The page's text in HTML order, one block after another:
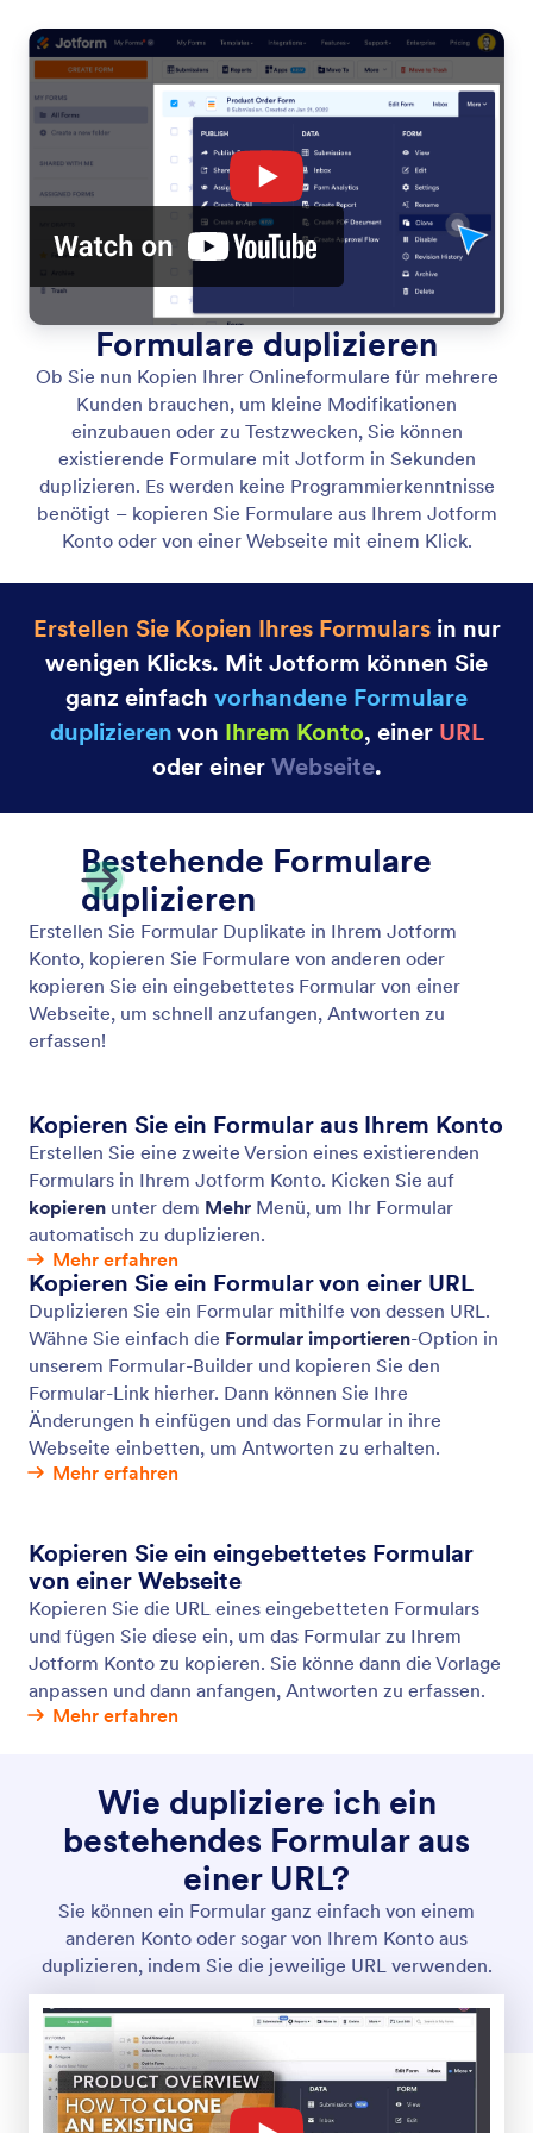
Formulare duplizieren
Ob Sie nun Kopien Ihrer Onlineformulare für mehrere
Kunden brauchen, um kleine Modifikationen
einzubauen oder zu Testzwecken, Sie können
existierende Formulare mit Jotform in Sekunden
duplizieren. Es werden keine Programmierkenntnisse
benötigt – kopieren Sie Formulare aus Ihrem Jotform
Konto oder von einer Webseite mit einem Klick.
Erstellen Sie Kopien Ihres Formularsin nur
wenigen Klicks. Mit Jotform können Sie
ganz einfach vorhandene Formulare
duplizierenvon Ihrem Konto, einer URL
oder einerWebseite.
Bestehende Formulare
duplizieren
Erstellen Sie Formular Duplikate in Ihrem Jotform
Konto, kopieren Sie Formulare von anderen oder
kopieren Sie ein eingebettetes Formular von einer
Webseite, um schnell anzufangen, Antworten zu
erfassen!
Kopieren Sie ein Formular aus Ihrem Konto
Erstellen Sie eine zweite Version eines existierenden
Formulars in Ihrem Jotform Konto. Kicken Sie auf
kopieren unter dem Mehr Menü, um Ihr Formular
automatisch zu duplizieren.
Mehr erfahren
Kopieren Sie ein Formular von einer URL
Duplizieren Sie ein Formular mithilfe von dessen URL.
Wähne Sie einfach die Formular importieren-Option in
unserem Formular-Builder und kopieren Sie den
Formular-Link hierher. Dann können Sie Ihre
Änderungen h einfügen und das Formular in ihre
Webseite einbetten, um Antworten zu erhalten.
Mehr erfahren
Kopieren Sie ein eingebettetes Formular
von einer Webseite
Kopieren Sie die URL eines eingebetteten Formulars
und fügen Sie diese ein, um das Formular zu Ihrem
Jotform Konto zu kopieren. Sie könne dann die Vorlage
anpassen und dann anfangen, Antworten zu erfassen.
Mehr erfahren
Wie dupliziere ich ein
bestehendes Formular aus
einer URL?
Sie können ein Formular ganz einfach von einem
anderen Konto oder sogar von Ihrem Konto aus
duplizieren, indem Sie die jeweilige URL verwenden.